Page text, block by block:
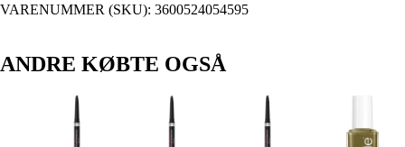
VARENUMMER (SKU): 3600524054595
ANDRE KØBTE OGSÅ